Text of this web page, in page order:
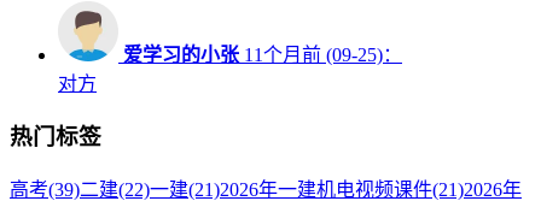
爱学习的小张 11个月前 (09-25)：
对方
热门标签
高考(39)二建(22)一建(21)2026年一建机电视频课件(21)2026年